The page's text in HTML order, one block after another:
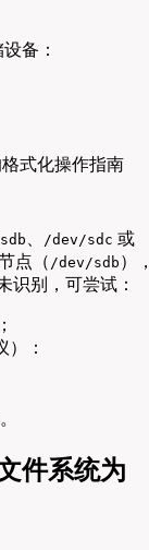
备：
、 /dev/sdc 或
点（ /dev/sdb ）
识别，可尝试：
）：
件系统为